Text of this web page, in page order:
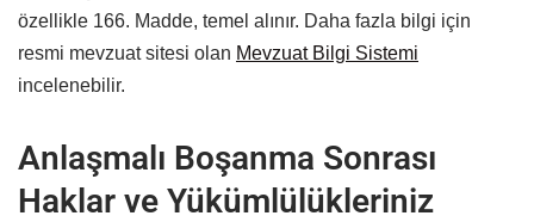
özellikle 166. Madde, temel alınır. Daha fazla bilgi için
resmi mevzuat sitesi olan Mevzuat Bilgi Sistemi
incelenebilir.
Anlaşmalı Boşanma Sonrası
Haklar ve Yükümlülükleriniz